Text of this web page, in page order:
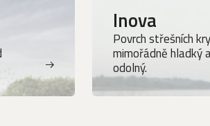
Inova
Povrch střešních
mimořádně hladký
odolný.